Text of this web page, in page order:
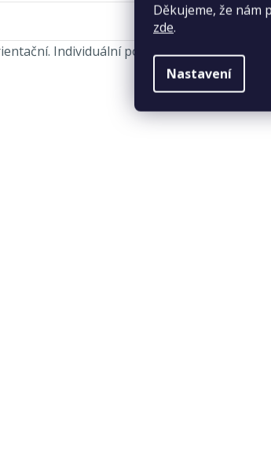
Děkujeme, že nám
zde.
Nastavení
Individuální požadavky zvířete se